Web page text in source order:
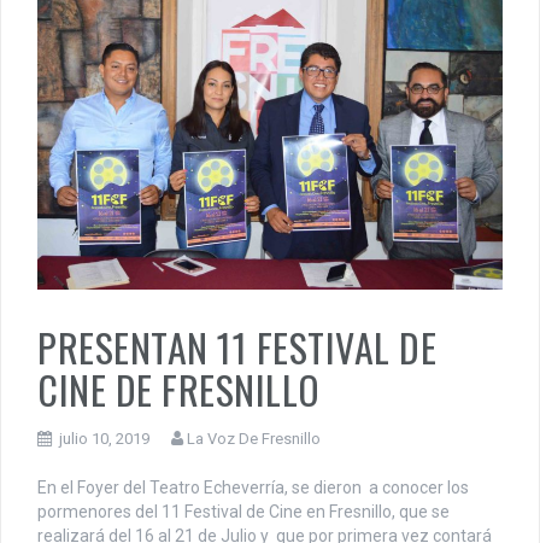
PRESENTAN 11 FESTIVAL DE
CINE DE FRESNILLO
julio 10, 2019 La Voz De Fresnillo
En el Foyer del Teatro Echeverría, se dieron a conocer los
pormenores del 11 Festival de Cine en Fresnillo, que se
realizará del 16 al 21 de Julio y que por primera vez contará